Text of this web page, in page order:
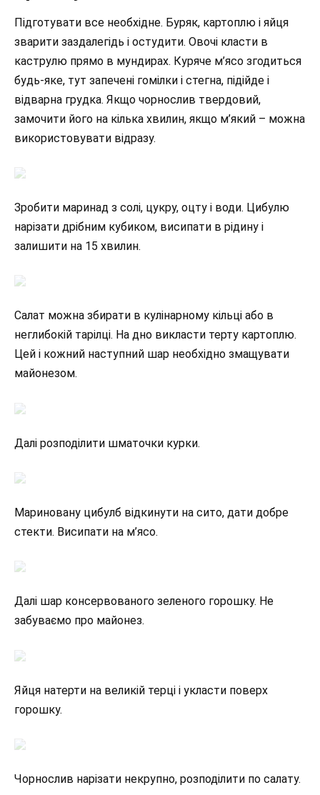
Підготувати все необхідне. Буряк, картоплю і яйця
зварити заздалегідь і остудити. Овочі класти в
каструлю прямо в мундирах. Куряче м’ясо згодиться
будь-яке, тут запечені гомілки і стегна, підійде і
відварна грудка. Якщо чорнослив твердовий,
замочити його на кілька хвилин, якщо м’який – можна
використовувати відразу.
Зробити маринад з солі, цукру, оцту і води. Цибулю
нарізати дрібним кубиком, висипати в рідину і
залишити на 15 хвилин.
Салат можна збирати в кулінарному кільці або в
неглибокій тарілці. На дно викласти терту картоплю.
Цей і кожний наступний шар необхідно змащувати
майонезом.
Далі розподілити шматочки курки.
Мариновану цибулб відкинути на сито, дати добре
стекти. Висипати на м’ясо.
Далі шар консервованого зеленого горошку. Не
забуваємо про майонез.
Яйця натерти на великій терці і укласти поверх
горошку.
Чорнослив нарізати некрупно, розподілити по салату.